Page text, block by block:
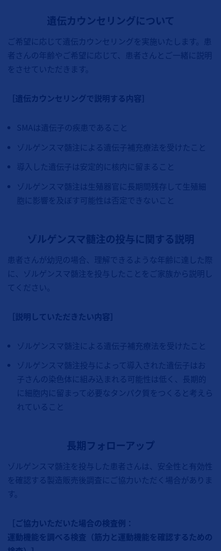
遺伝カウンセリングについて
ご希望に応じて遺伝カウンセリングを実施いたします。患
者さんの年齢やご希望に応じて、患者さんとご一緒に説明
をさせていただきます。
［遺伝カウンセリングで説明する内容］
SMAは遺伝子の疾患であること
ゾルゲンスマ髄注による遺伝子補充療法を受けたこと
導入した遺伝子は安定的に核内に留まること
ゾルゲンスマ髄注は生殖器官に長期間残存して生殖細
胞に影響を及ぼす可能性は否定できないこと
ゾルゲンスマ髄注の投与に関する説明
患者さんが幼児の場合、理解できるような年齢に達した際
に、ゾルゲンスマ髄注を投与したことをご家族から説明し
てください。
［説明していただきたい内容］
ゾルゲンスマ髄注による遺伝子補充療法を受けたこと
ゾルゲンスマ髄注投与によって導入された遺伝子はお
子さんの染色体に組み込まれる可能性は低く、長期的
に細胞内に留まって必要なタンパク質をつくると考えら
れていること
長期フォローアップ
ゾルゲンスマ髄注を投与した患者さんは、安全性と有効性
を確認する製造販売後調査にご協力いただく場合がありま
す。
［ご協力いただいた場合の検査例：
運動機能を調べる検査（筋力と運動機能を確認するための